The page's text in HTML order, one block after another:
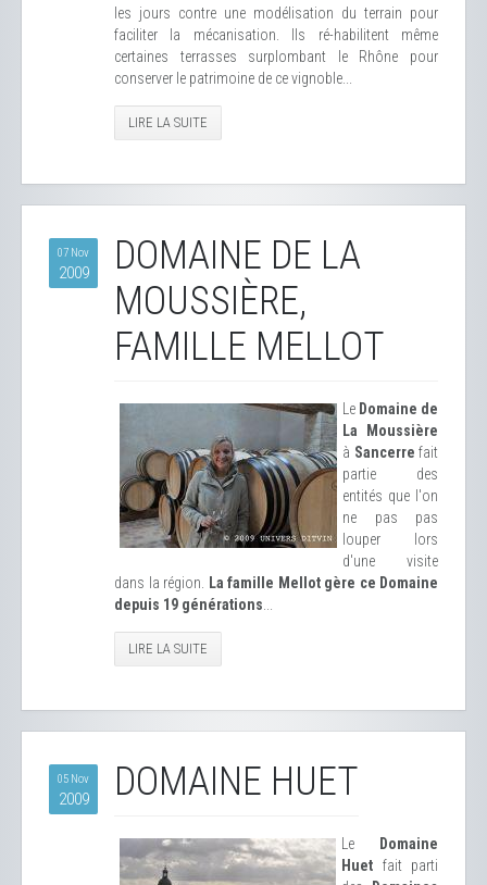
les jours contre une modélisation du terrain pour
faciliter la mécanisation. Ils ré-habilitent même
certaines terrasses surplombant le Rhône pour
conserver le patrimoine de ce vignoble...
LIRE LA SUITE
07 Nov
2009
DOMAINE DE LA
MOUSSIÈRE,
FAMILLE MELLOT
Le Domaine de
La Moussière
à Sancerre fait
partie des
entités que l'on
ne pas pas
louper lors
d'une visite
dans la région.
La famille Mellot gère ce Domaine
depuis 19 générations
LIRE LA SUITE
05 Nov
2009 DOMAINE HUET
Le
Domaine
Huet fait parti